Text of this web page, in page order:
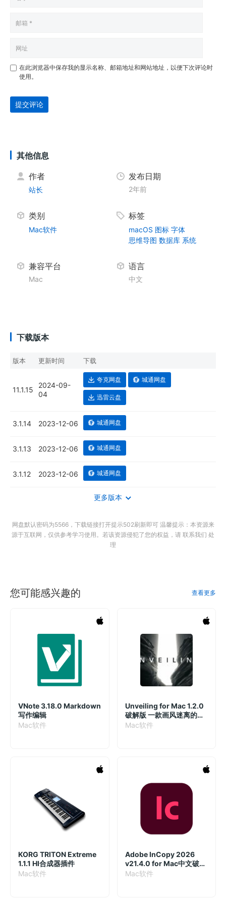
在此浏览器中保存我的显示名称、邮箱地址和网站地址，以便下次评论时
使用。
提交评论
其他信息
作者
站长
发布日期
2年前
类别
Mac软件
标签
macOS 图标 字体
思维导图 数据库 系统
兼容平台
Mac
语言
中文
下载版本
版本 更新时间 下载
11.1.15
2024-09-
04
夸克网盘 城通网盘
迅雷云盘
3.1.14 2023-12-06 城通网盘
3.1.13 2023-12-06 城通网盘
3.1.12 2023-12-06 城通网盘
更多版本
网盘默认密码为5566，下载链接打开提示502刷新即可 温馨提示：本资源来
源于互联网，仅供参考学习使用。若该资源侵犯了您的权益，请 联系我们 处
理
您可能感兴趣的 查看更多
VNote 3.18.0 Markdown
写作编辑
Mac软件
Unveiling for Mac 1.2.0
破解版 一款画风迷离的科
幻悬疑冒险游戏
Mac软件
KORG TRITON Extreme
1.1.1 HI合成器插件
Mac软件
Adobe InCopy 2026
v21.4.0 for Mac中文破解
版
Mac软件